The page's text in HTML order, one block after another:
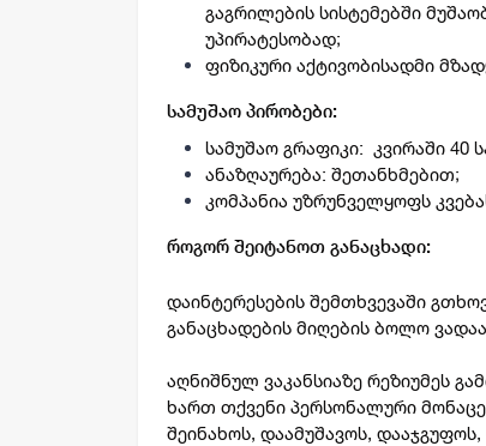
გაგრილების სისტემებში
უპირატესობად;
ფიზიკური აქტივობისადმი
სამუშაო პირობები:
სამუშაო გრაფიკი: კვირაში 40
ანაზღაურება: შეთანხმებით;
კომპანია უზრუნველყოფს
როგორ შეიტანოთ განაცხადი:
დაინტერესების შემთხვევაში
განაცხადების მიღების ბოლო
აღნიშნულ ვაკანსიაზე რეზიუმეს
ხართ თქვენი პერსონალური
შეინახოს, დაამუშავოს,